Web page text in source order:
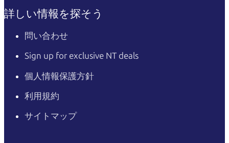
詳しい情報を探そう
問い合わせ
Sign up for exclusive NT deals
個人情報保護方針
利用規約
サイトマップ